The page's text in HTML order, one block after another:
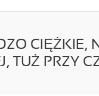
CIĘŻKIE,
TUŻ PRZY